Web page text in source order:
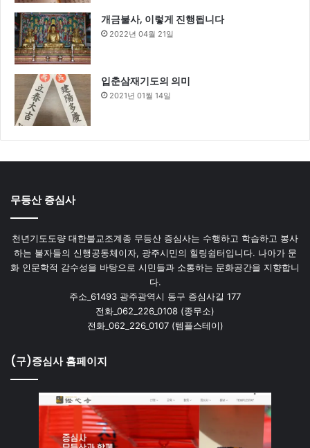
개금불사, 이렇게 진행됩니다
2022년 04월 21일
입춘삼재기도의 의미
2021년 01월 14일
무등산 증심사
천년기도도량 대한불교조계종 무등산 증심사는 수행하고 학습하고 봉사
하는 불자들의 신행공동체이자, 광주시민의 힐링쉼터입니다. 나아가 문
화 인문학적 감수성을 바탕으로 시민들과 소통하는 문화공간을 지향합니
다.
주소_61493 광주광역시 동구 증심사길 177
전화_062_226_0108 (종무소)
전화_062_226_0107 (템플스테이)
(구)증심사 홈페이지